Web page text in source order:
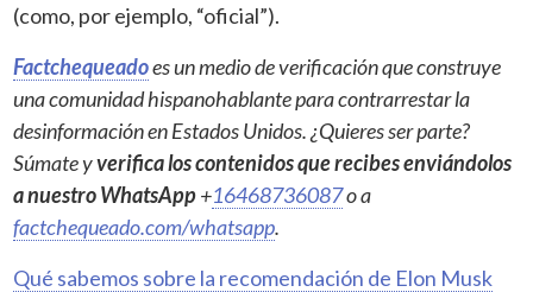
(como, por ejemplo, “oficial”).
Factchequeadoes un medio de verificación que construye
una comunidad hispanohablante para contrarrestar la
desinformación en Estados Unidos. ¿Quieres ser parte?
Súmate yverifica los contenidos que recibes enviándolos
a nuestro WhatsApp+16468736087o a
factchequeado.com/whatsapp.
Qué sabemos sobre la recomendación de Elon Musk